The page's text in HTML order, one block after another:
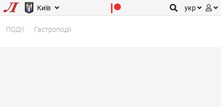
Київ укр
ПОДІЇ Гастроподії